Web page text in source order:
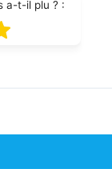
a-t-il plu ? :